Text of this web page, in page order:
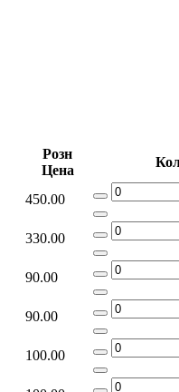
Розн
Цена
450.00
330.00
90.00
90.00
100.00